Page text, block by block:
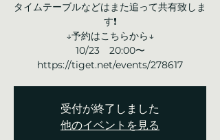
タイムテーブルなどはまた追って共有致しま
す❗️
↓予約はこちらから↓
10/23 20:00〜
https://tiget.net/events/278617
受付が終了しました
他のイベントを見る